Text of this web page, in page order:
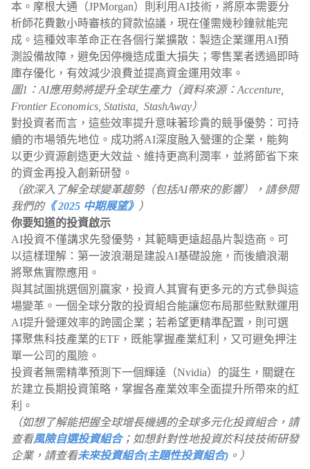
本。摩根大通（JPMorgan）則利用AI技術，將原本需要分
析師花費數小時審核的貸款協議，現在僅需幾秒鐘就能完
成。這種效率革命正在各個行業擴散：製造企業運用AI預
測設備故障，避免因停機造成重大損失；零售業者透過即時
庫存優化，有效減少浪費並提高資金運用效率。
圖1：AI應用勢將提升全球生產力（資料來源：Accenture,
Frontier Economics, Statista, StashAway）
對投資者而言，這些效率提升意味著珍貴的競爭優勢：可持
續的市場領先地位。成功將AI深度融入營運的企業，能夠
以更少資源創造更大效益、維持更高利潤率，並將節省下來
的資金再投入創新研發。
（欲深入了解全球變革趨勢（包括AI帶來的影響），請參閱
我們的《 2025 中期展望》 ）
你要知道的投資啟示
AI投資不僅講求先發優勢，其範疇更遠超晶片製造商。可
以這樣理解：第一波浪潮是建設AI基礎設施，而後續浪潮
將聚焦實際應用。
與其試圖挑選個別贏家，投資人其實有更多元的方式參與這
場變革。一個全球分散的投資組合能讓您布局那些默默運用
AI提升營運效率的跨國企業；若希望更精準配置，則可選
擇聚焦科技產業的ETF，既能掌握產業紅利，又可避免押注
單一公司的風險。
投資者無需精準預測下一個輝達（Nvidia）的誕生，關鍵在
於建立長期投資策略，掌握各產業效率全面提升所帶來的紅
利。
（如想了解能把握全球增長機遇的全球多元化投資組合，請
查看風險自選投資組合；如想針對性地投資於科技技術研發
企業，請查看未來投資組合(主題性投資組合) 。）